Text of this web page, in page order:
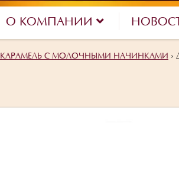
О КОМПАНИИ
КАРАМЕЛЬ С МОЛОЧНЫМИ НАЧИНКАМИ ›